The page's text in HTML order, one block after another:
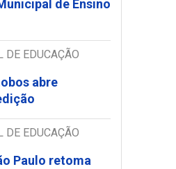
de Ensino
DE EDUCAÇÃO
abre
DE EDUCAÇÃO
Paulo retoma